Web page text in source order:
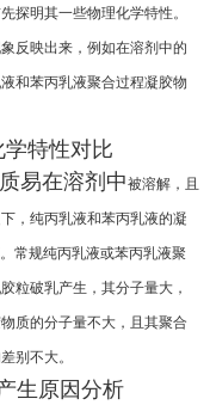
探明其一些物理化学特性。
反映出来，例如在溶剂中的
和苯丙乳液聚合过程凝胶物
易在溶剂中被溶解，且
，纯丙乳液和苯丙乳液的凝
常规纯丙乳液或苯丙乳液聚
粒破乳产生，其分子量大，
质的分子量不大，且其聚合
别不大。
生原因分析